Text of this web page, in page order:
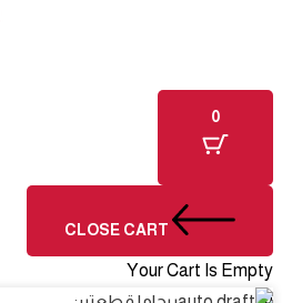
0
CLOSE CART
Your Cart Is Empty
0